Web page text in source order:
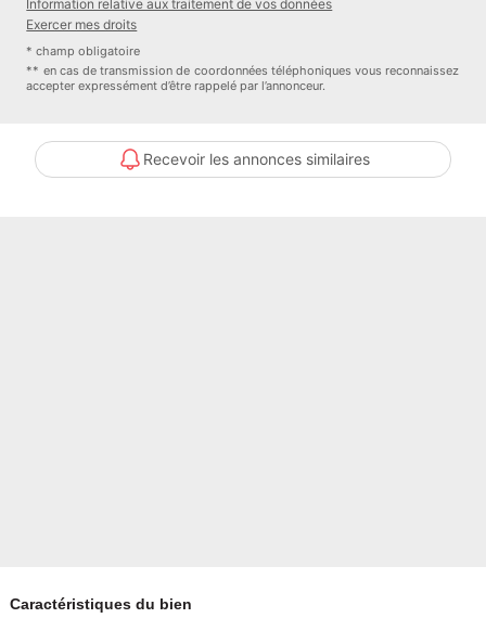
MAISONS FRANCE CONFORT 112 bd Jean Moulin 62400 Béthune
Référence : FW2478641
Contacter l'annonceur
Information relative aux traitement de vos données
Exercer mes droits
* champ obligatoire
** en cas de transmission de coordonnées téléphoniques vous reconnaissez
accepter expressément d’être rappelé par l’annonceur.
Recevoir les annonces similaires
Caractéristiques du bien